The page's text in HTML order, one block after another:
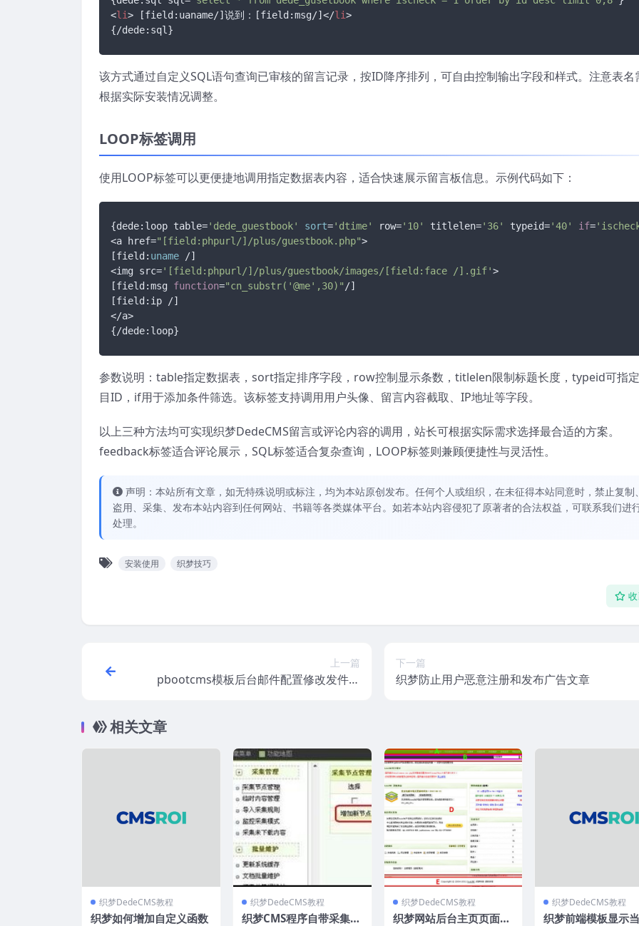
<li> [field:uaname/]说到： [field:msg/]</li>
{/dede:sql}
该方式通过自定义SQL语句查询已审核的留言记录，按ID降序排列，可自由控制输出字段和样式。注意表名
根据实际安装情况调整。
LOOP标签调用
使用LOOP标签可以更便捷地调用指定数据表内容，适合快速展示留言板信息。示例代码如下：
{dede:loop table='dede_guestbook' sort='dtime' row='10' titlelen='36' typeid='40' if=
<a href="[field:phpurl/]/plus/guestbook.php">
[field: uname /]
<img src='[field:phpurl/]/plus/guestbook/images/[field:face /].gif'>
[field:msg function="cn_substr('@me',30)" /]
[field:ip /]
</a>
{/dede:loop}
参数说明：table指定数据表，sort指定排序字段，row控制显示条数，titlelen限制标题长度，typeid可指
目ID，if用于添加条件筛选。该标签支持调用用户头像、留言内容截取、IP地址等字段。
以上三种方法均可实现织梦DedeCMS留言或评论内容的调用，站长可根据实际需求选择最合适的方案。
feedback标签适合评论展示，SQL标签适合复杂查询，LOOP标签则兼顾便捷性与灵活性。
声明：本站所有文章，如无特殊说明或标注，均为本站原创发布。任何个人或组织，在未征得本站同意时，禁止复制、
盗用、采集、发布本站内容到任何网站、书籍等各类媒体平台。如若本站内容侵犯了原著者的合法权益，可联系我们进
处理。
安装使用 织梦技巧
上一篇
pbootcms模板后台邮件配置修改发件人
下一篇
织梦防止用户恶意注册和发布广告文章
相关文章
织梦DedeCMS教程
织梦如何增加自定义函数
织梦DedeCMS教程
织梦CMS程序自带采集插
织梦DedeCMS教程
织梦网站后台主页页面修
织梦DedeCMS教程
织梦前端模板显示